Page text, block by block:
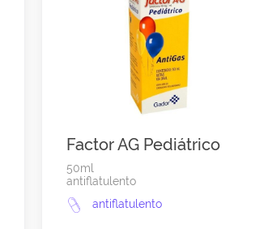
Factor AG Pediátrico
50ml
antiflatulento
antiflatulento